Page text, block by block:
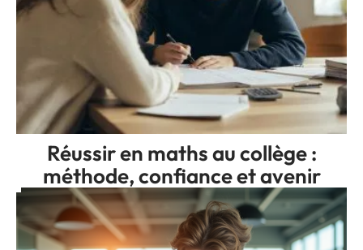
Réussir en maths au collège :
méthode, confiance et avenir